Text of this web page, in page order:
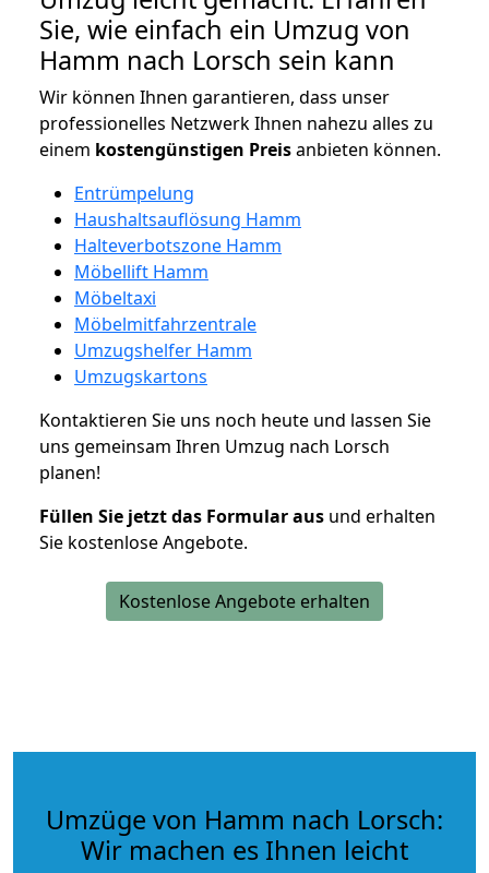
Sie, wie einfach ein Umzug von
Hamm nach Lorsch sein kann
Wir können Ihnen garantieren, dass unser
professionelles Netzwerk Ihnen nahezu alles zu
einem kostengünstigen Preisanbieten können.
Entrümpelung
Haushaltsauflösung Hamm
Halteverbotszone Hamm
Möbellift Hamm
Möbeltaxi
Möbelmitfahrzentrale
Umzugshelfer Hamm
Umzugskartons
Kontaktieren Sie uns noch heute und lassen Sie
uns gemeinsam Ihren Umzug nach Lorsch
planen!
Füllen Sie jetzt das Formular aus und erhalten
Sie kostenlose Angebote.
Kostenlose Angebote erhalten
Umzüge von Hamm nach Lorsch:
Wir machen es Ihnen leicht